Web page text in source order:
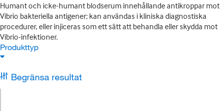
Humant och icke-humant blodserum innehållande antikroppar mot
Vibrio bakteriella antigener; kan användas i kliniska diagnostiska
procedurer, eller injiceras som ett sätt att behandla eller skydda mot
Vibrio-infektioner.
Produkttyp
Begränsa resultat